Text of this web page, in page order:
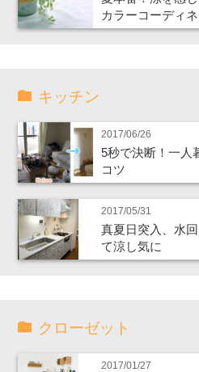
カラーコーディ
キッチン
2017/06/26
5秒で決断！一人
コツ
2017/05/31
真夏日突入、水
て涼し気に
クローゼット
2017/01/27